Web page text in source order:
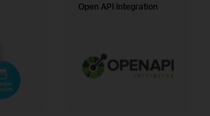
Open API Integration